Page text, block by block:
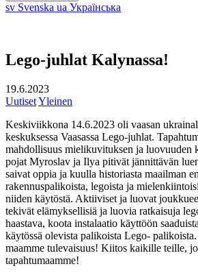
sv Svenska ua Українська
Lego-juhlat Kalynassa!
19.6.2023
UutisetYleinen
Keskiviikkona 14.6.2023 oli vaasan
keskuksessa Vaasassa Lego-juhlat.
mahdollisuus mielikuvituksen ja luovuuden
pojat Myroslav ja Ilya pitivät jännittävän
saivat oppia ja kuulla historiasta maailman
rakennuspalikoista, legoista ja
niiden käytöstä. Aktiiviset ja luovat
tekivät elämyksellisiä ja luovia ratkaisuja
haastava, koota instalaatio käyttöön
käytössä olevista palikoista Lego-
maamme tulevaisuus! Kiitos kaikille teille,
tapahtumaamme!